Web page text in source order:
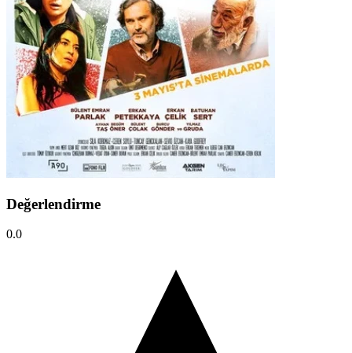
Değerlendirme
0.0